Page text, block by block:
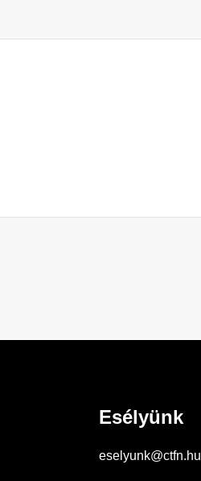
Esélyünk
eselyunk@ctfn.hu